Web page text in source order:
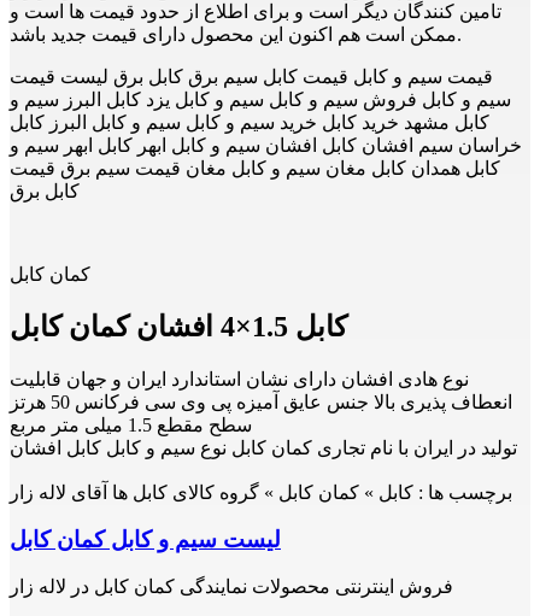
تامین کنندگان دیگر است و برای اطلاع از حدود قیمت ها است و
ممکن است هم اکنون این محصول دارای قیمت جدید باشد.
قیمت سیم و کابل قیمت کابل سیم برق کابل برق لیست قیمت
سیم و کابل فروش سیم و کابل سیم و کابل یزد کابل البرز سیم و
کابل مشهد خرید کابل خرید سیم و کابل سیم و کابل البرز کابل
خراسان سیم افشان کابل افشان سیم و کابل ابهر کابل ابهر سیم و
کابل همدان کابل مغان سیم و کابل مغان قیمت سیم برق قیمت
کابل برق
کمان کابل
کابل 1.5×4 افشان کمان کابل
نوع هادی افشان دارای نشان استاندارد ایران و جهان قابلیت
انعطاف پذیری بالا جنس عایق آمیزه پی وی سی فرکانس 50 هرتز
سطح مقطع 1.5 میلی متر مربع
تولید در ایران با نام تجاری کمان کابل نوع سیم و کابل کابل افشان
برچسب ها : کابل » کمان کابل » گروه کالای کابل ها آقای لاله زار
لیست سیم و کابل کمان کابل
فروش اینترنتی محصولات نمایندگی کمان کابل در لاله زار